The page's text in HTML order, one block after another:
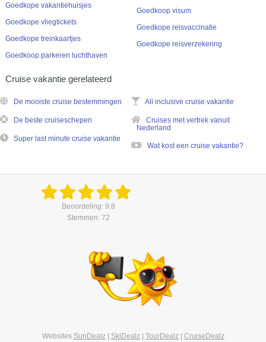
Goedkope vakantiehuisjes
Goedkope vliegtickets
Goedkope treinkaartjes
Goedkoop parkeren luchthaven
Goedkoop visum
Goedkope reisvaccinatie
Goedkope reisverzekering
Cruise vakantie gerelateerd
De mooiste cruise bestemmingen
De beste cruiseschepen
Super last minute cruise vakantie
All inclusive cruise vakantie
Cruises met vertrek vanuit
Nederland
Wat kost een cruise vakantie?
Beoordeling: 9.8
Stemmen: 72
Websites SunDealz| SkiDealz| TourDealz| CruiseDealz